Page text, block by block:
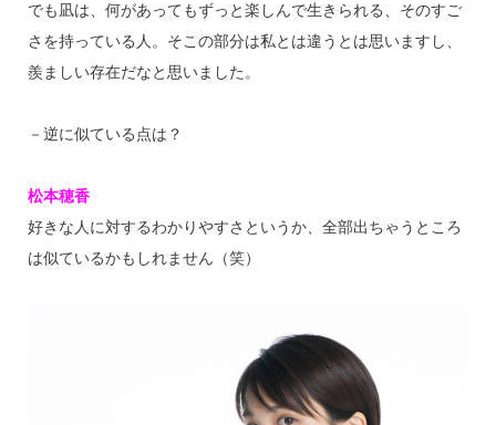
でも凪は、何があってもずっと楽しんで生きられる、そのすご
さを持っている人。そこの部分は私とは違うとは思いますし、
羨ましい存在だなと思いました。
－逆に似ている点は？
松本穂香
好きな人に対するわかりやすさというか、全部出ちゃうところ
は似ているかもしれません（笑）